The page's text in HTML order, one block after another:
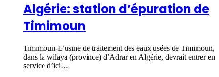
Algérie: station d’épuration de
Timimoun
Timimoun-L’usine de traitement des eaux usées de Timimoun,
dans la wilaya (province) d’Adrar en Algérie, devrait entrer en
service d’ici…